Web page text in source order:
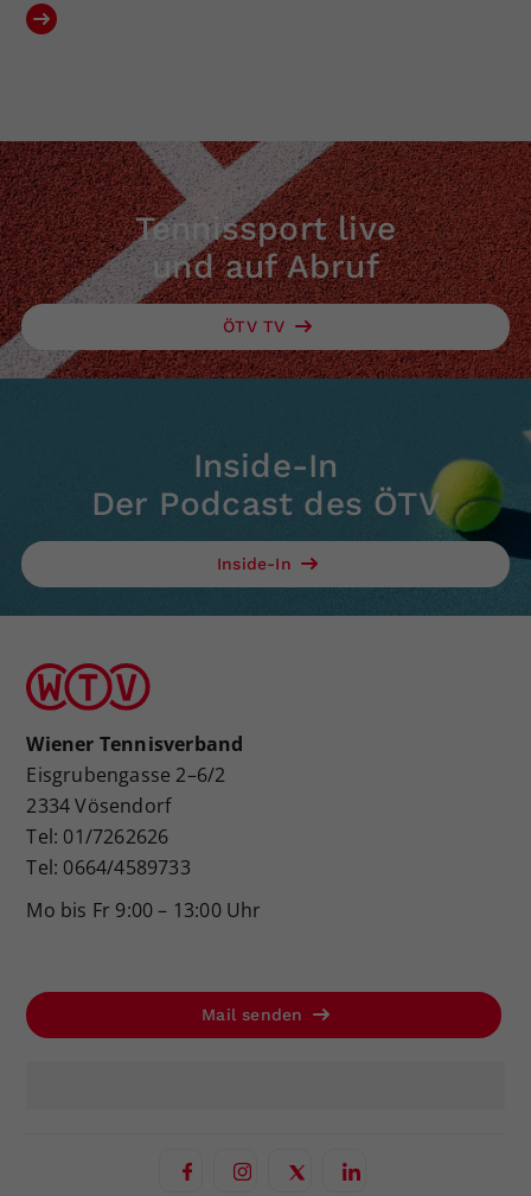
Tennissport live
und auf Abruf
ÖTV TV
Inside-In
Der Podcast des ÖTV
Inside-In
Wiener Tennisverband
Eisgrubengasse 2–6/2
2334 Vösendorf
Tel: 01/7262626
Tel: 0664/4589733
Mo bis Fr 9:00 – 13:00 Uhr
Mail senden